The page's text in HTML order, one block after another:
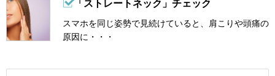
「ストレートネック」チェック
スマホを同じ姿勢で見続けていると、肩こりや頭痛の
原因に・・・